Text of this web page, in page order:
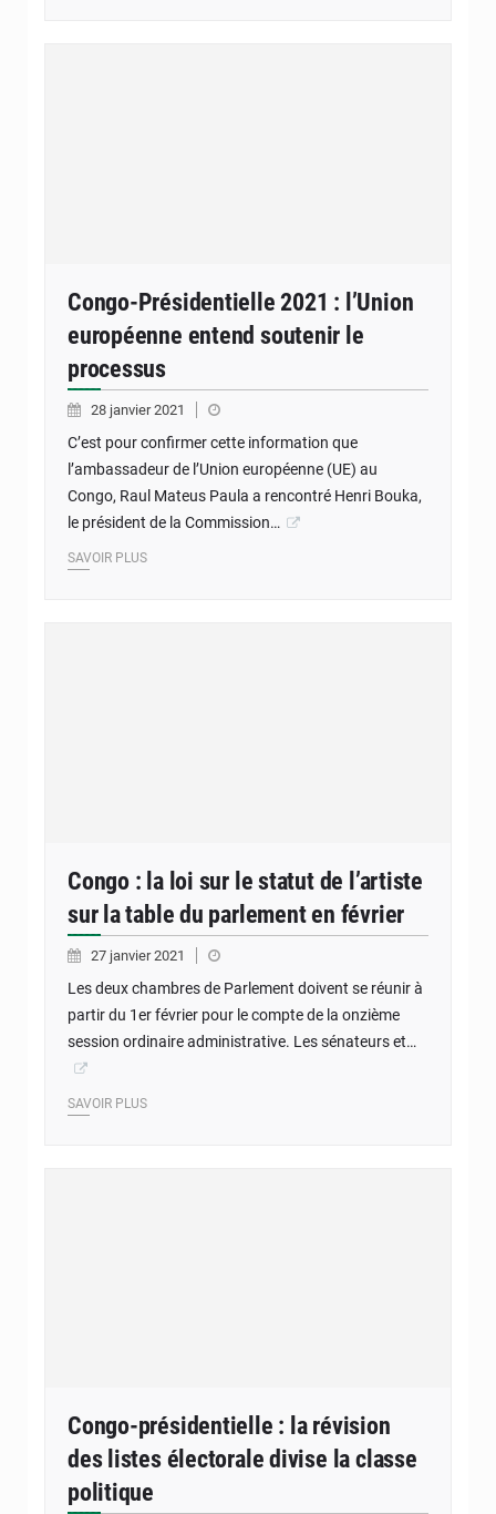
Congo-Présidentielle 2021 : l’Union
européenne entend soutenir le
processus
28 janvier 2021
C’est pour confirmer cette information que
l’ambassadeur de l’Union européenne (UE) au
Congo, Raul Mateus Paula a rencontré Henri Bouka,
le président de la Commission…
SAVOIR PLUS
Congo : la loi sur le statut de l’artiste
sur la table du parlement en février
27 janvier 2021
Les deux chambres de Parlement doivent se réunir à
partir du 1er février pour le compte de la onzième
session ordinaire administrative. Les sénateurs et…
SAVOIR PLUS
Congo-présidentielle : la révision
des listes électorale divise la classe
politique